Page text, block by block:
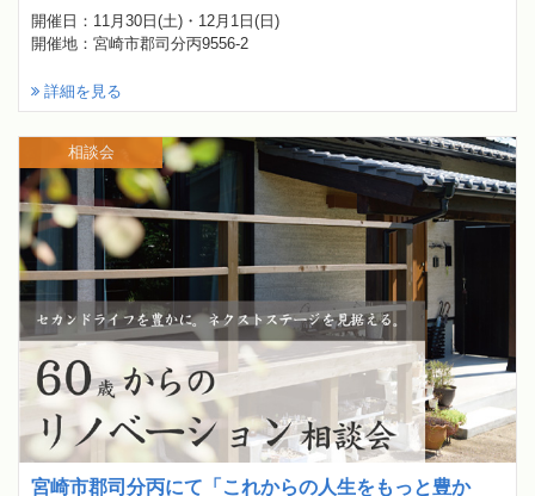
開催日：11月30日(土)・12月1日(日)
開催地：宮崎市郡司分丙9556-2
詳細を見る
宮崎市郡司分丙にて「これからの人生をもっと豊か
相談会